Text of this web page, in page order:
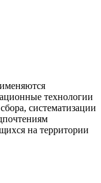
технологии
систематизации
на территории